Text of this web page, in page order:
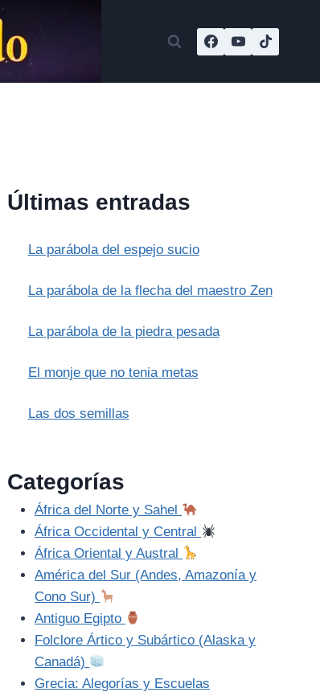
Últimas entradas
La parábola del espejo sucio
La parábola de la flecha del maestro Zen
La parábola de la piedra pesada
El monje que no tenia metas
Las dos semillas
Categorías
África del Norte y Sahel
África Occidental y Central
África Oriental y Austral
América del Sur (Andes, Amazonía y
Cono Sur)
Antiguo Egipto
Folclore Ártico y Subártico (Alaska y
Canadá)
Grecia: Alegorías y Escuelas